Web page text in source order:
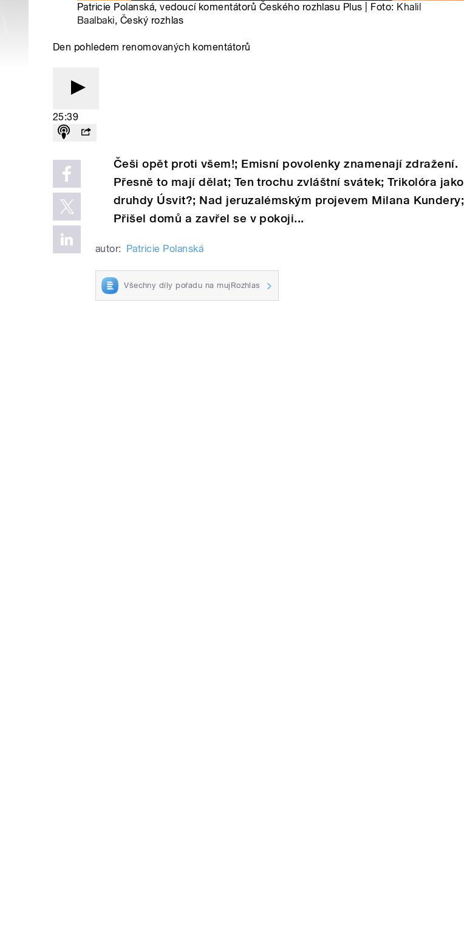
Patricie Polanská, vedoucí komentátorů Českého rozhlasu Plus | Foto: Khalil
Baalbaki, Český rozhlas
Den pohledem renomovaných komentátorů
25:39
Češi opět proti všem!; Emisní povolenky znamenají zdražení.
Přesně to mají dělat; Ten trochu zvláštní svátek; Trikolóra jako
druhdy Úsvit?; Nad jeruzalémským projevem Milana Kundery;
Přišel domů a zavřel se v pokoji...
autor: Patricie Polanská
Všechny díly pořadu na mujRozhlas